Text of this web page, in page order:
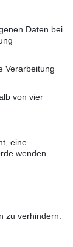
Daten bei
Verarbeitung
von vier
eine
wenden.
zu verhindern.